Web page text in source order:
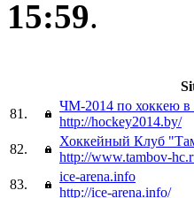
15:59.
81.
ЧМ-2014 по хоккею
http://hockey2014.by/
82.
Хоккейный Клуб
http://www.tambov-
83.
ice-arena.info
http://ice-arena.info/